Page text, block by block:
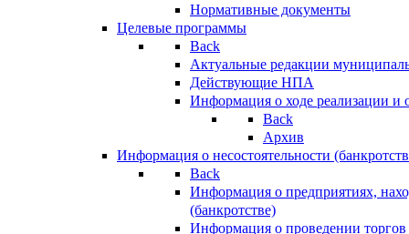
Нормативные документы
Целевые программы
Back
Актуальные редакции
Действующие НПА
Информация о ходе реализации
Back
Архив
Информация о несостоятельности
Back
Информация о предприятиях,
(банкротстве)
Информация о проведении